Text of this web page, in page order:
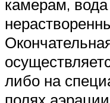
камерам,
либо на